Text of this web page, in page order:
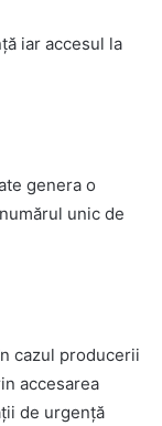
iar accesul la
genera o
unic de
cazul producerii
accesarea
de urgență